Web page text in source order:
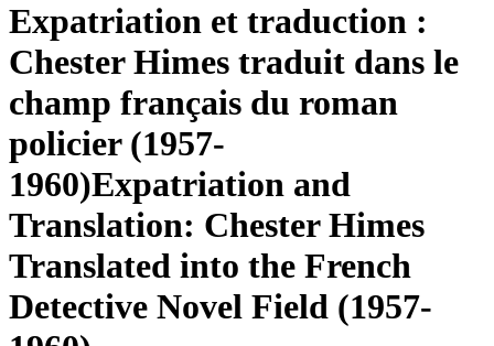
Expatriation et traduction :
Chester Himes traduit dans le
champ français du roman
policier (1957-
1960)Expatriation and
Translation: Chester Himes
Translated into the French
Detective Novel Field (1957-